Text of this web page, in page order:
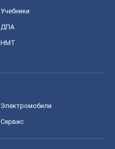
Учебники
ДПА
НМТ
Электромобили
Сервис